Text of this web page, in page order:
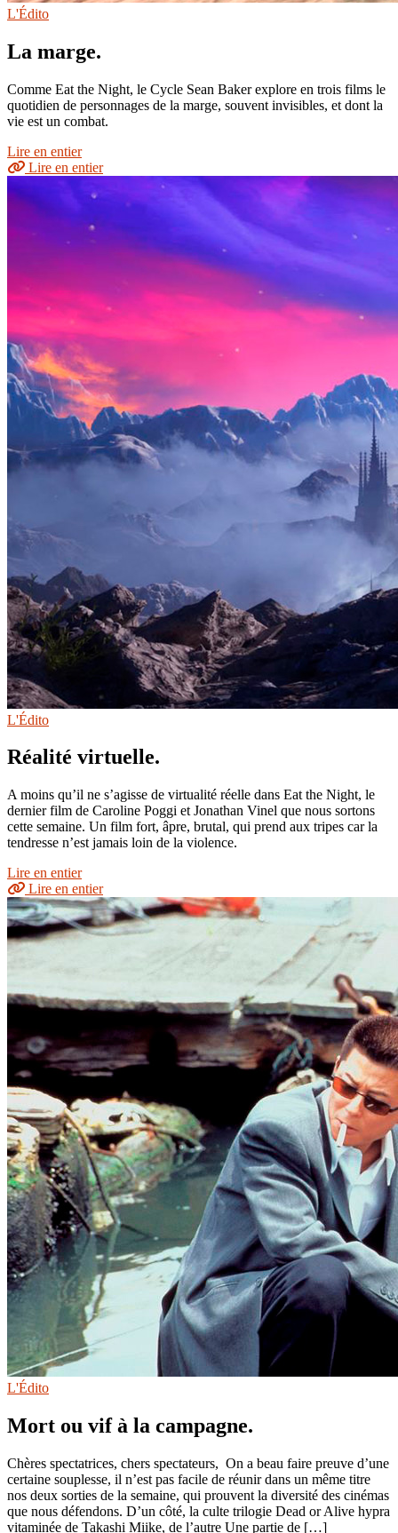
L'Édito
La marge.
Comme Eat the Night, le Cycle Sean Baker explore en trois films le
quotidien de personnages de la marge, souvent invisibles, et dont la
vie est un combat.
Lire en entier
Lire en entier
L'Édito
Réalité virtuelle.
A moins qu’il ne s’agisse de virtualité réelle dans Eat the Night, le
dernier film de Caroline Poggi et Jonathan Vinel que nous sortons
cette semaine. Un film fort, âpre, brutal, qui prend aux tripes car la
tendresse n’est jamais loin de la violence.
Lire en entier
Lire en entier
L'Édito
Mort ou vif à la campagne.
Chères spectatrices, chers spectateurs, On a beau faire preuve d’une
certaine souplesse, il n’est pas facile de réunir dans un même titre
nos deux sorties de la semaine, qui prouvent la diversité des cinémas
que nous défendons. D’un côté, la culte trilogie Dead or Alive hypra
vitaminée de Takashi Miike, de l’autre Une partie de […]